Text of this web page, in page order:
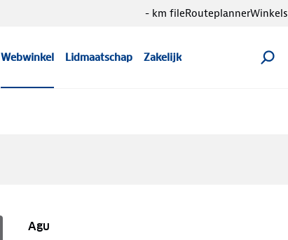
Webwinkel Lidmaatschap Zakelijk
- km fileRouteplannerWinkels
Agu